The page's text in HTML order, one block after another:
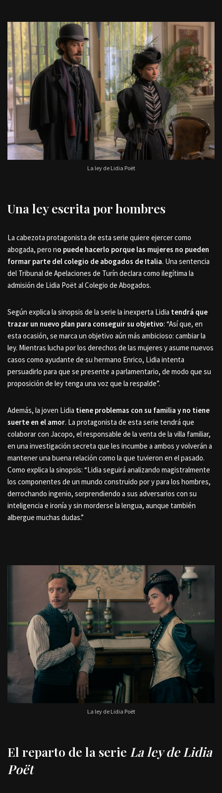
La ley de Lidia Poët
Una ley escrita por hombres
La cabezota protagonista de esta serie quiere ejercer como
abogada, pero no puede hacerlo porque las mujeres no pueden
formar parte del colegio de abogados de Italia. Una sentencia
del Tribunal de Apelaciones de Turín declara como ilegítima la
admisión de Lidia Poët al Colegio de Abogados.
Según explica la sinopsis de la serie la inexperta Lidia tendrá que
trazar un nuevo plan para conseguir su objetivo: “Así que, en
esta ocasión, se marca un objetivo aún más ambicioso: cambiar la
ley. Mientras lucha por los derechos de las mujeres y asume nuevos
casos como ayudante de su hermano Enrico, Lidia intenta
persuadirlo para que se presente a parlamentario, de modo que su
proposición de ley tenga una voz que la respalde”.
Además, la joven Lidia tiene problemas con su familia y no tiene
suerte en el amor. La protagonista de esta serie tendrá que
colaborar con Jacopo, el responsable de la venta de la villa familiar,
en una investigación secreta que les incumbe a ambos y volverán a
mantener una buena relación como la que tuvieron en el pasado.
Como explica la sinopsis: “Lidia seguirá analizando magistralmente
los componentes de un mundo construido por y para los hombres,
derrochando ingenio, sorprendiendo a sus adversarios con su
inteligencia e ironía y sin morderse la lengua, aunque también
albergue muchas dudas.”
La ley de Lidia Poët
El reparto de la serie La ley de Lidia
Poët